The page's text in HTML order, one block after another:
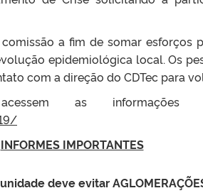
a fim de somar esforços
epidemiológica local. Os
com a direção do CDTec para
as
INFORMES IMPORTANTES
deve evitar